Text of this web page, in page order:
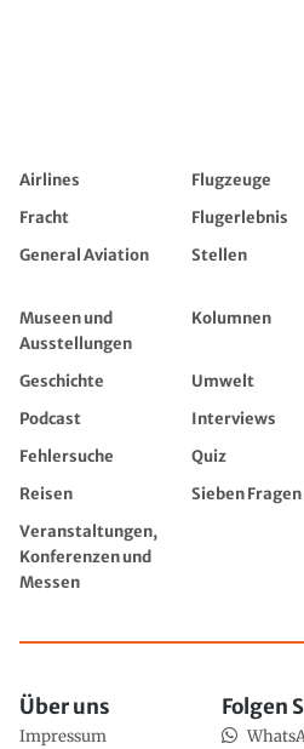
Airlines Flugzeuge
Fracht
Flugerlebnis
General Aviation
Stellen
Museen und
Ausstellungen
Kolumnen
Geschichte Umwelt
Podcast
Interviews
Fehlersuche
Quiz
Reisen
Sieben
Veranstaltungen,
Konferenzen und
Messen
Über uns
Impressum
Folgen